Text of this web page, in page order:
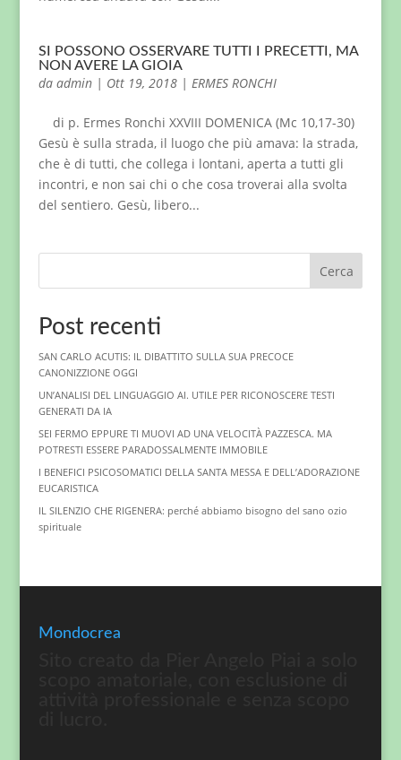
SI POSSONO OSSERVARE TUTTI I PRECETTI, MA
NON AVERE LA GIOIA
da admin| Ott 19, 2018| ERMES RONCHI
di p. Ermes Ronchi XXVIII DOMENICA (Mc 10,17-30)
Gesù è sulla strada, il luogo che più amava: la strada,
che è di tutti, che collega i lontani, aperta a tutti gli
incontri, e non sai chi o che cosa troverai alla svolta
del sentiero. Gesù, libero...
Cerca
Post recenti
SAN CARLO ACUTIS: IL DIBATTITO SULLA SUA PRECOCE
CANONIZZIONE OGGI
UN’ANALISI DEL LINGUAGGIO AI. UTILE PER RICONOSCERE TESTI
GENERATI DA IA
SEI FERMO EPPURE TI MUOVI AD UNA VELOCITÀ PAZZESCA. MA
POTRESTI ESSERE PARADOSSALMENTE IMMOBILE
I BENEFICI PSICOSOMATICI DELLA SANTA MESSA E DELL’ADORAZIONE
EUCARISTICA
IL SILENZIO CHE RIGENERA: perché abbiamo bisogno del sano ozio
spirituale
Mondocrea